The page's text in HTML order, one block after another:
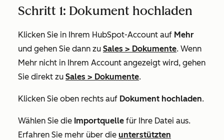
Schritt 1: Dokument hochladen
Klicken Sie in Ihrem HubSpot-Account auf Mehr
und gehen Sie dann zu Sales > Dokumente. Wenn
Mehr nicht in Ihrem Account angezeigt wird, gehen
Sie direkt zu Sales > Dokumente.
Klicken Sie oben rechts auf Dokument hochladen.
Wählen Sie die Importquelle für Ihre Datei aus.
Erfahren Sie mehr über die unterstützten